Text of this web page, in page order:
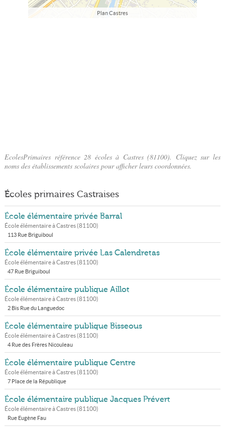
Plan Castres
EcolesPrimaires référence 28 écoles à Castres (81100). Cliquez sur les
noms des établissements scolaires pour afficher leurs coordonnées.
Écoles primaires Castraises
École élémentaire privée Barral
École élémentaire àCastres(81100)
113 Rue Briguiboul
École élémentaire privée Las Calendretas
École élémentaire àCastres(81100)
47 Rue Briguiboul
École élémentaire publique Aillot
École élémentaire àCastres(81100)
2 Bis Rue du Languedoc
École élémentaire publique Bisseous
École élémentaire àCastres(81100)
4 Rue des Frères Nicouleau
École élémentaire publique Centre
École élémentaire àCastres(81100)
7 Place de la République
École élémentaire publique Jacques Prévert
École élémentaire àCastres(81100)
Rue Eugène Fau